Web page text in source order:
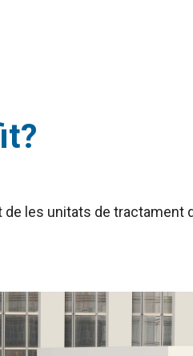
les unitats de tractament